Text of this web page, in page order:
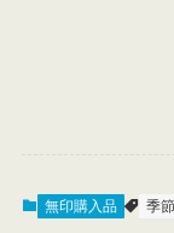
無印購入品 季節